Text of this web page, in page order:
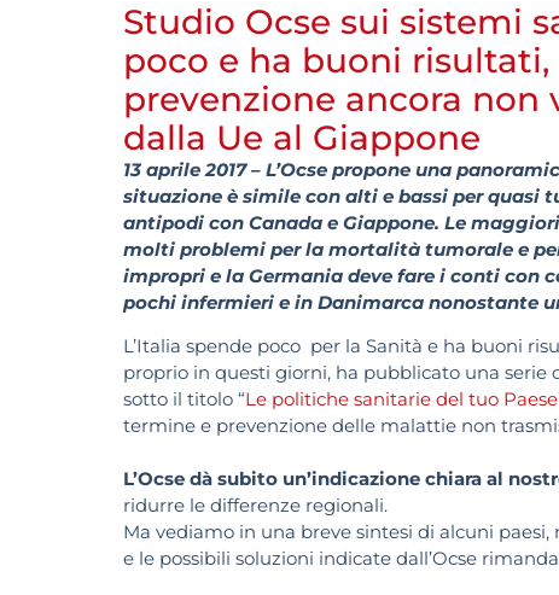
Studio Ocse sui sistemi
poco e ha buoni
prevenzione ancora non
dalla Ue al Giappone
13 aprile 2017 – L’Ocse propone una
situazione è simile con alti e bassi per
antipodi con Canada e Giappone. Le
molti problemi per la mortalità tumorale e
impropri e la Germania deve fare i conti con
pochi infermieri e in Danimarca nonostante
L’Italia spende poco per la Sanità e ha buoni
proprio in questi giorni, ha pubblicato una
sotto il titolo “Le politiche sanitarie del tuo Paese
termine e prevenzione delle malattie non
L’Ocse dà subito un’indicazione chiara al
ridurre le differenze regionali.
Ma vediamo in una breve sintesi di alcuni
e le possibili soluzioni indicate dall’Ocse